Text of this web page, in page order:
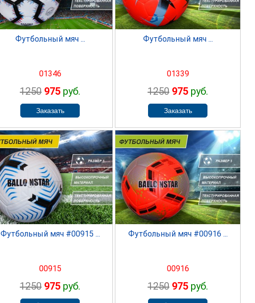
Футбольный мяч ...
01346
1250 975 руб.
Футбольный мяч ...
01339
1250 975 руб.
SPRINTER
Футбольный мяч #00915 ...
00915
1250 975 руб.
SPRINTER
Футбольный мяч #00916 ...
00916
1250 975 руб.